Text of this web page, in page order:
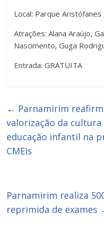
Local: Parque
Atrações: Alana Araújo,
Nascimento, Guga
Entrada: GRATUITA
← Parnamirim
valorização da
educação infantil na
CMEIs
Parnamirim realiza
reprimida de exames